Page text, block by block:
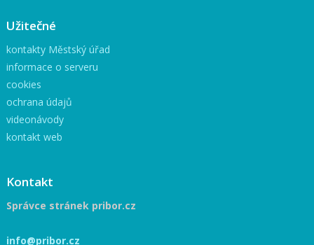
Užitečné
kontakty Městský úřad
informace o serveru
cookies
ochrana údajů
videonávody
kontakt web
Kontakt
Správce stránek pribor.cz
info@pribor.cz